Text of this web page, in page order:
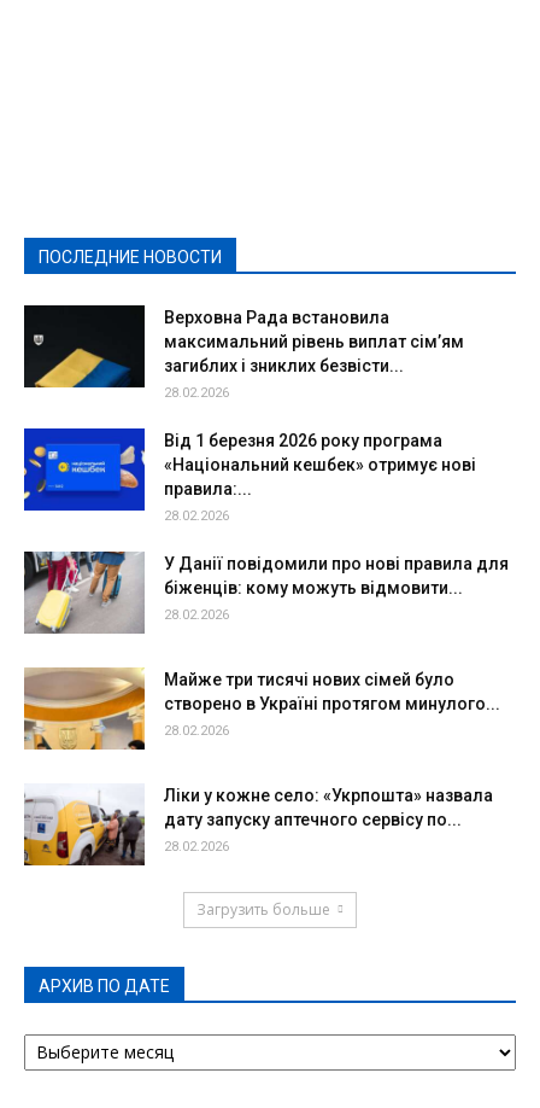
ПОСЛЕДНИЕ НОВОСТИ
Верховна Рада встановила
максимальний рівень виплат сім’ям
загиблих і зниклих безвісти...
28.02.2026
Від 1 березня 2026 року програма
«Національний кешбек» отримує нові
правила:...
28.02.2026
У Данії повідомили про нові правила для
біженців: кому можуть відмовити...
28.02.2026
Майже три тисячі нових сімей було
створено в Україні протягом минулого...
28.02.2026
Ліки у кожне село: «Укрпошта» назвала
дату запуску аптечного сервісу по...
28.02.2026
Загрузить больше
АРХИВ ПО ДАТЕ
АРХИВ
ПО